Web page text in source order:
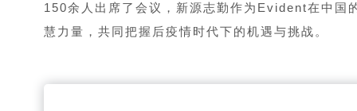
150余人出席了会议， 新源志勤作为Evident在中国
慧力量，共同把握 后疫情时代下的机遇与挑战。